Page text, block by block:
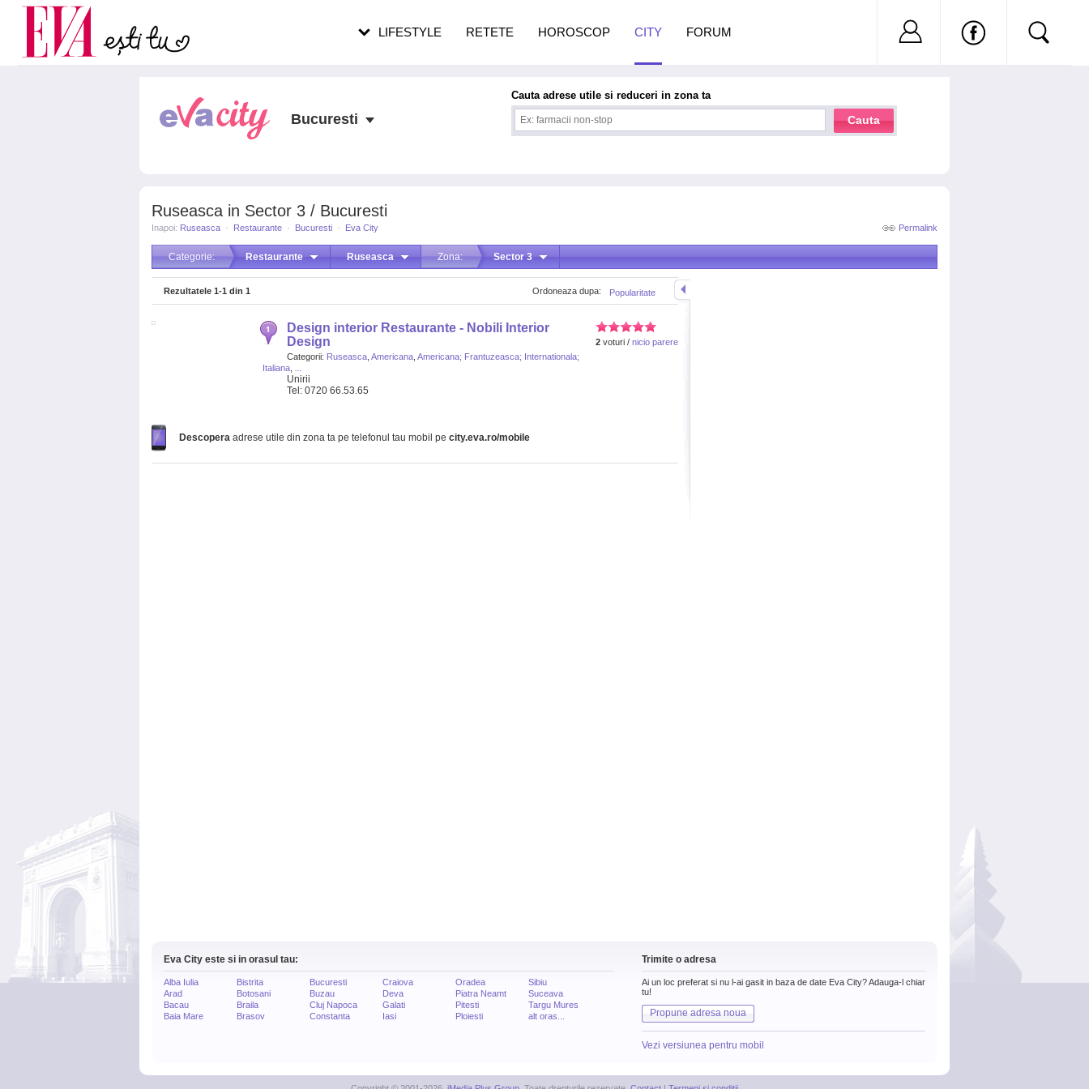
Ruseasca in Sector 3 / Bucuresti
Permalink
Inapoi: Ruseasca · Restaurante · Bucuresti · Eva City
Categorie: Restaurante Ruseasca Zona: Sector 3
Popularitate
Ordoneaza dupa:
Rezultatele 1-1 din 1
2 voturi / nicio parere
Design interior Restaurante - Nobili Interior
Design
Categorii: Ruseasca Americana Americana; Frantuzeasca; Internationala;
Italiana
Unirii
Tel: 0720 66.53.65
Descopera adrese utile din zona ta pe telefonul tau mobil pe city.eva.ro/mobile
Eva City este si in orasul tau:
Alba Iulia
Arad
Bacau
Baia Mare
Bistrita
Botosani
Braila
Brasov
Bucuresti
Buzau
Cluj Napoca
Constanta
Craiova
Deva
Galati
Iasi
Oradea
Piatra Neamt
Pitesti
Ploiesti
Sibiu
Suceava
Targu Mures
alt oras...
Trimite o adresa
Ai un loc preferat si nu l-ai gasit in baza de date Eva City? Adauga-l chiar
tu!
Propune adresa noua
Vezi versiunea pentru mobil
Bucuresti
Cauta adrese utile si reduceri in zona ta
Cauta
LIFESTYLE RETETE HOROSCOP CITY FORUM Nu ai cont?
Carieră
Actualitate